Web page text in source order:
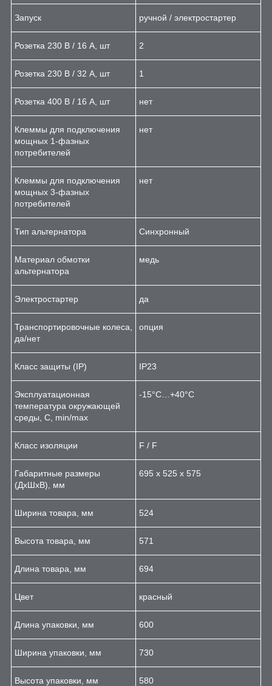
Запуск ручной / электростартер
Розетка 230 В / 16 А, шт 2
Розетка 230 В / 32 А, шт 1
Розетка 400 В / 16 А, шт нет
Клеммы для подключения
мощных 1-фазных
потребителей
нет
Клеммы для подключения
мощных 3-фазных
потребителей
нет
Тип альтернатора Синхронный
Материал обмотки
альтернатора
медь
Электростартер да
Транспортировочные колеса,
да/нет
опция
Класс защиты (IP) IP23
Эксплуатационная
температура окружающей
среды, С, min/max
-15°С…+40°С
Класс изоляции F / F
Габаритные размеры
(ДхШхВ), мм
695 х 525 х 575
Ширина товара, мм 524
Высота товара, мм 571
Длина товара, мм 694
Цвет красный
Длина упаковки, мм 600
Ширина упаковки, мм 730
Высота упаковки, мм 580